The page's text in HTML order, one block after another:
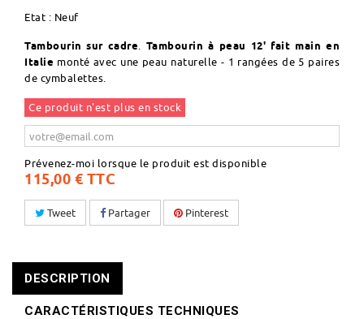
Etat : Neuf
Tambourin sur cadre
Tambourin à peau 12' fait main en
Italie monté avec une peau naturelle - 1 rangées de 5 paires
de cymbalettes.
Ce produit n'est plus en stock
Prévenez-moi lorsque le produit est disponible
115,00 € TTC
Tweet Partager Pinterest
DESCRIPTION
CARACTÉRISTIQUES TECHNIQUES